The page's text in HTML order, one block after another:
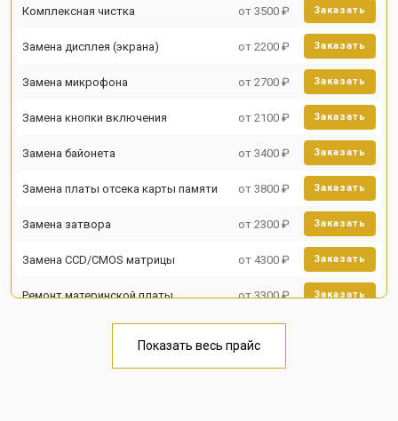
Комплексная чистка от 3500 ₽ Заказать
Замена дисплея (экрана) от 2200 ₽ Заказать
Замена микрофона от 2700 ₽ Заказать
Замена кнопки включения от 2100 ₽ Заказать
Замена байонета от 3400 ₽ Заказать
Замена платы отсека карты памяти от 3800 ₽ Заказать
Замена затвора от 2300 ₽ Заказать
Замена CCD/CMOS матрицы от 4300 ₽ Заказать
Ремонт материнской платы от 3300 ₽ Заказать
Показать весь прайс